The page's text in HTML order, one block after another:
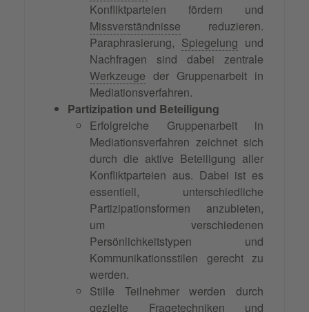
Konfliktparteien fördern und
Missverständnisse reduzieren.
Paraphrasierung, Spiegelung und
Nachfragen sind dabei zentrale
Werkzeuge der Gruppenarbeit in
Mediationsverfahren.
Partizipation und Beteiligung
Erfolgreiche Gruppenarbeit in
Mediationsverfahren zeichnet sich
durch die aktive Beteiligung aller
Konfliktparteien aus. Dabei ist es
essentiell, unterschiedliche
Partizipationsformen anzubieten,
um verschiedenen
Persönlichkeitstypen und
Kommunikationsstilen gerecht zu
werden.
Stille Teilnehmer werden durch
gezielte Fragetechniken und